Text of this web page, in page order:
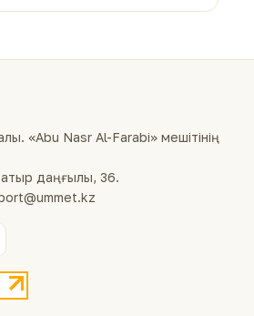
«Abu Nasr Al-Farabi» мешітінің
даңғылы, 36.